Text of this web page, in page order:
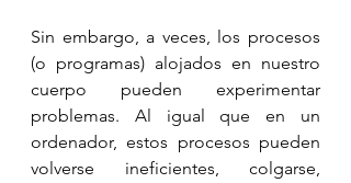
Sin embargo, a veces, los procesos
(o programas) alojados en nuestro
cuerpo pueden experimentar
problemas. Al igual que en un
ordenador, estos procesos pueden
volverse ineficientes, colgarse,